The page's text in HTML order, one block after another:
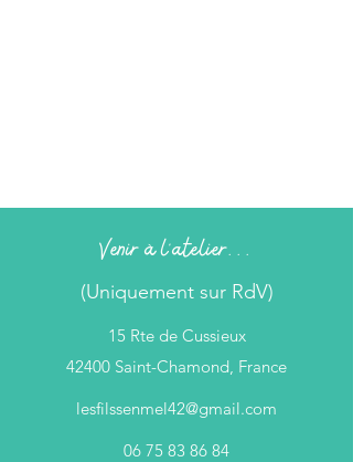
Venir à l'atelier...
(Uniquement sur RdV)
15 Rte de Cussieux
42400 Saint-Chamond, France
lesfilssenmel42@gmail.com
06 75 83 86 84